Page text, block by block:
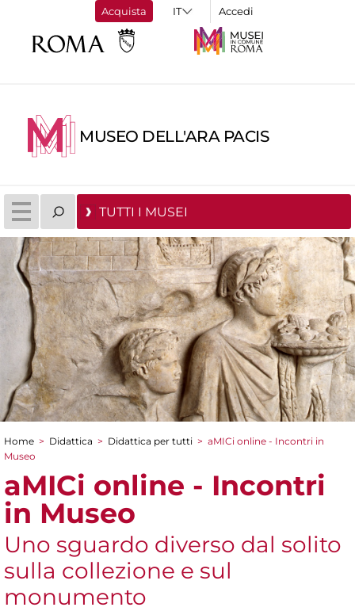
Acquista Accedi
MUSEO DELL'ARA PACIS
TUTTI I MUSEI
Tu sei qui
Home > Didattica > Didattica per tutti > aMICi online - Incontri in
Museo
aMICi online - Incontri
in Museo
Uno sguardo diverso dal solito
sulla collezione e sul
monumento